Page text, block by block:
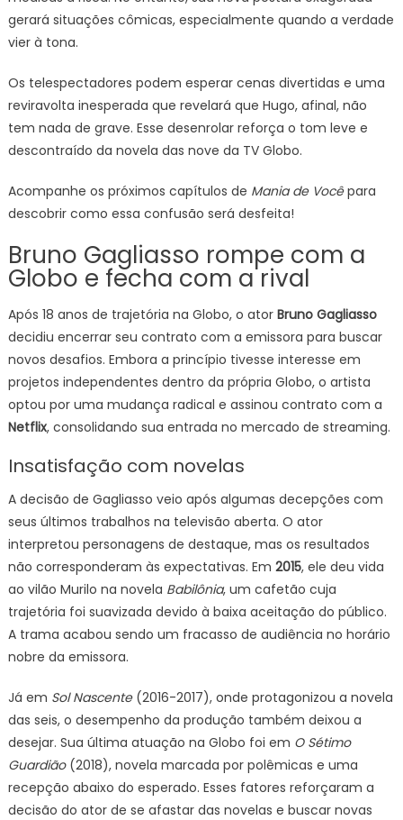
gerará situações cômicas, especialmente quando a verdade
vier à tona.
Os telespectadores podem esperar cenas divertidas e uma
reviravolta inesperada que revelará que Hugo, afinal, não
tem nada de grave. Esse desenrolar reforça o tom leve e
descontraído da novela das nove da TV Globo.
Acompanhe os próximos capítulos de Mania de Vocêpara
descobrir como essa confusão será desfeita!
Bruno Gagliasso rompe com a
Globo e fecha com a rival
Após 18 anos de trajetória na Globo, o ator Bruno Gagliasso
decidiu encerrar seu contrato com a emissora para buscar
novos desafios. Embora a princípio tivesse interesse em
projetos independentes dentro da própria Globo, o artista
optou por uma mudança radical e assinou contrato com a
Netflix, consolidando sua entrada no mercado de streaming.
Insatisfação com novelas
A decisão de Gagliasso veio após algumas decepções com
seus últimos trabalhos na televisão aberta. O ator
interpretou personagens de destaque, mas os resultados
não corresponderam às expectativas. Em 2015, ele deu vida
ao vilão Murilo na novela Babilônia, um cafetão cuja
trajetória foi suavizada devido à baixa aceitação do público.
A trama acabou sendo um fracasso de audiência no horário
nobre da emissora.
Já em Sol Nascente(2016-2017), onde protagonizou a novela
das seis, o desempenho da produção também deixou a
desejar. Sua última atuação na Globo foi em O Sétimo
Guardião(2018), novela marcada por polêmicas e uma
recepção abaixo do esperado. Esses fatores reforçaram a
decisão do ator de se afastar das novelas e buscar novas